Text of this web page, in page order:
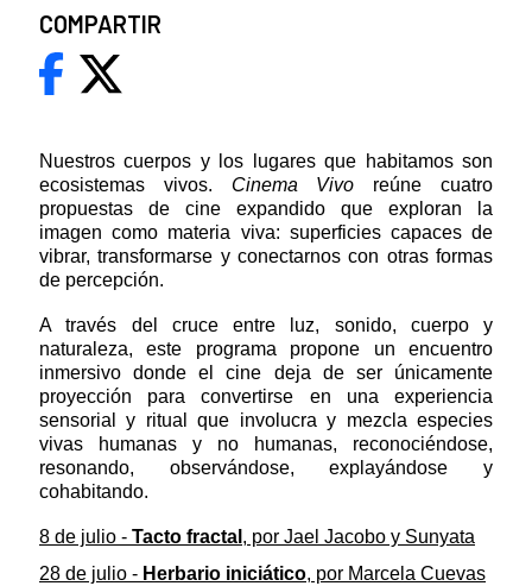
Nuestros cuerpos y los lugares que habitamos son
ecosistemas vivos. Cinema Vivo reúne cuatro
propuestas de cine expandido que exploran la
imagen como materia viva: superficies capaces de
vibrar, transformarse y conectarnos con otras formas
de percepción.
A través del cruce entre luz, sonido, cuerpo y
naturaleza, este programa propone un encuentro
inmersivo donde el cine deja de ser únicamente
proyección para convertirse en una experiencia
sensorial y ritual que involucra y mezcla especies
vivas humanas y no humanas, reconociéndose,
resonando, observándose, explayándose y
cohabitando.
8 de julio - Tacto fractal , por Jael Jacobo y Sunyata
28 de julio - Herbario iniciático, por Marcela Cuevas
COMPARTIR